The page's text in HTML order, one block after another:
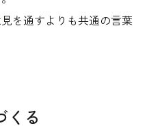
を通すよりも共通の言葉
くる